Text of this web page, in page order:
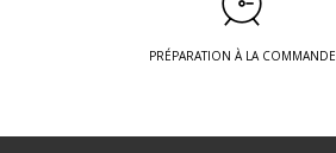
PRÉPARATION À LA COMMANDE